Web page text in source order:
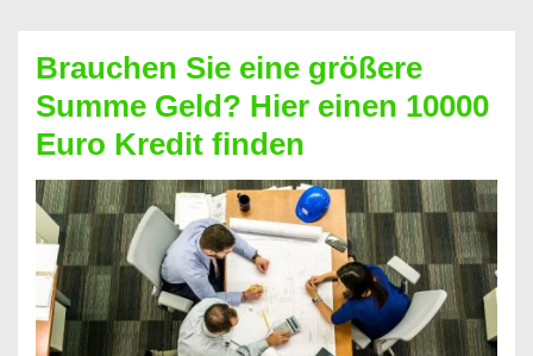
Geht
das
überhaupt?
Na
klar!
Brauchen Sie eine größere
Summe Geld? Hier einen 10000
Euro Kredit finden